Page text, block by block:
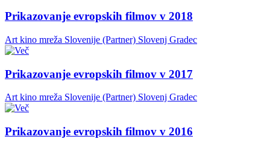
Prikazovanje evropskih filmov v 2018
Art kino mreža Slovenije (Partner) Slovenj Gradec
Prikazovanje evropskih filmov v 2017
Art kino mreža Slovenije (Partner) Slovenj Gradec
Prikazovanje evropskih filmov v 2016